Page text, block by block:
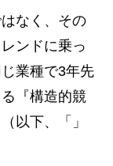
なく、その
ンドに乗っ
業種で3年先
『構造的競
以下、「」